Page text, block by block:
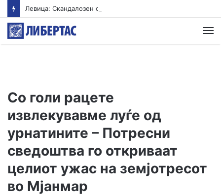
Со голи рацете
извлекувавме луѓе од
урнатините – Потресни
сведоштва го откриваат
целиот ужас на земјотресот
во Мјанмар